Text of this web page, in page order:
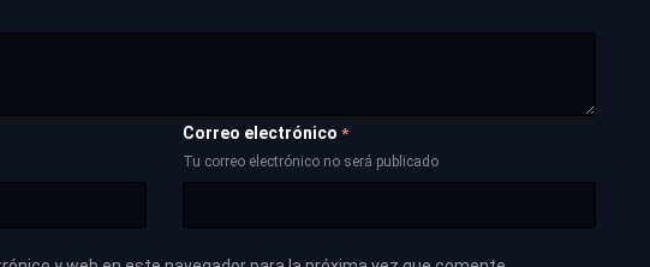
Correo electrónico *
Tu correo electrónico no será publicado